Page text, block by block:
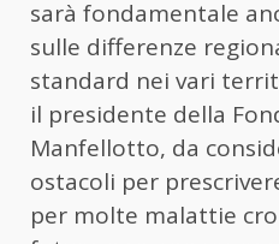
sarà fondamentale
sulle differenze
standard nei vari
il presidente della
Manfellotto, da
ostacoli per
per molte malattie